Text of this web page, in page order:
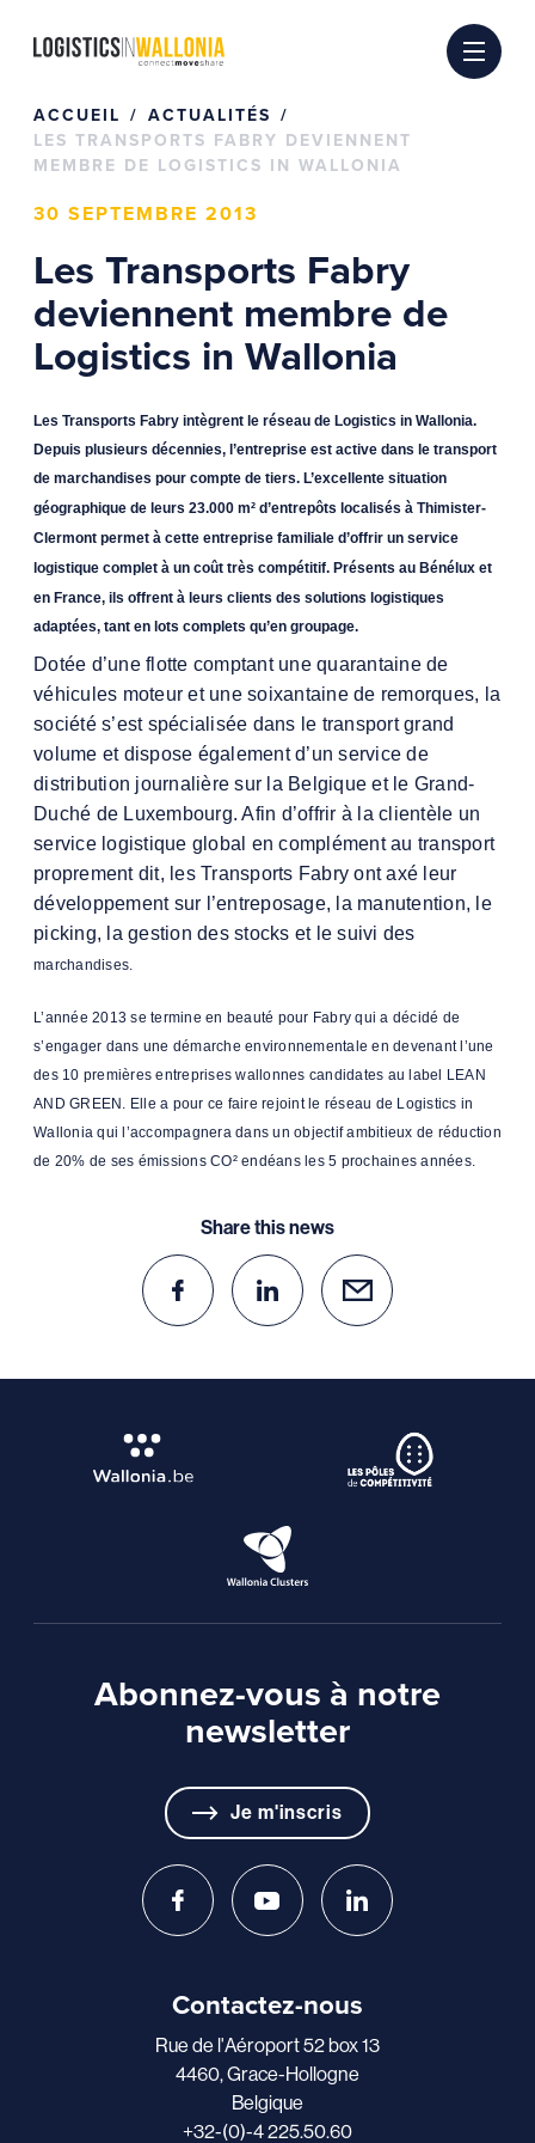
ACCUEIL
ACTUALITÉS
LES TRANSPORTS FABRY DEVIENNENT
MEMBRE DE LOGISTICS IN WALLONIA
30 SEPTEMBRE 2013
Les Transports Fabry
deviennent membre de
Logistics in Wallonia
Les Transports Fabry intègrent le réseau de Logistics in Wallonia.
Depuis plusieurs décennies, l’entreprise est active dans le transport
de marchandises pour compte de tiers. L’excellente situation
géographique de leurs 23.000 m² d’entrepôts localisés à Thimister-
Clermont permet à cette entreprise familiale d’offrir un service
logistique complet à un coût très compétitif. Présents au Bénélux et
en France, ils offrent à leurs clients des solutions logistiques
adaptées, tant en lots complets qu’en groupage.
Dotée d’une flotte comptant une quarantaine de
véhicules moteur et une soixantaine de remorques, la
société s’est spécialisée dans le transport grand
volume et dispose également d’un service de
distribution journalière sur la Belgique et le Grand-
Duché de Luxembourg. Afin d’offrir à la clientèle un
service logistique global en complément au transport
proprement dit, les Transports Fabry ont axé leur
développement sur l’entreposage, la manutention, le
picking, la gestion des stocks et le suivi des
marchandises.
L’année 2013 se termine en beauté pour Fabry qui a décidé de
s’engager dans une démarche environnementale en devenant l’une
des 10 premières entreprises wallonnes candidates au label LEAN
AND GREEN. Elle a pour ce faire rejoint le réseau de Logistics in
Wallonia qui l’accompagnera dans un objectif ambitieux de réduction
de 20% de ses émissions CO² endéans les 5 prochaines années.
Share this news
Abonnez-vous à notre
newsletter
Je m'inscris
Contactez-nous
Rue de l'Aéroport 52 box 13
4460, Grace-Hollogne
Belgique
+32-(0)-4 225.50.60